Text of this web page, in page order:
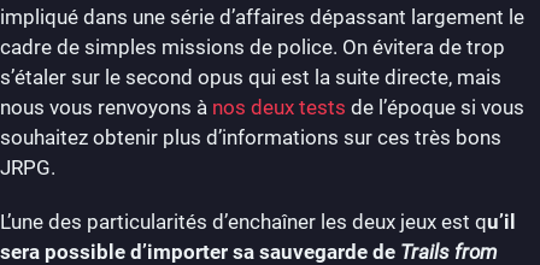
impliqué dans une série d’affaires dépassant largement le
cadre de simples missions de police. On évitera de trop
s’étaler sur le second opus qui est la suite directe, mais
nous vous renvoyons à nos deux tests de l’époque si vous
souhaitez obtenir plus d’informations sur ces très bons
JRPG.
L’une des particularités d’enchaîner les deux jeux est qu’il
sera possible d’importer sa sauvegarde de Trails from